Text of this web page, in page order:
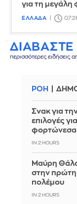
για τη μεγάλη
ΕΛΛΑΔΑ
ΔΙΑΒΑΣΤΕ
περισσότερες ειδήσεις
ΡΟΗ
Σνακ για
επιλογές
IN 2 HOURS
Μαύρη
στην
πολέμου
IN 2 HOURS